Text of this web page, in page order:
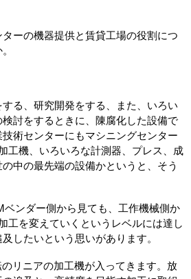
ーの機器提供と賃貸工場の役割につ
る、研究開発をする、また、いろい
討をするときに、陳腐化した設備で
術センターにもマシニングセンター
工機、いろいろな計測器、プレス、成
中の最先端の設備かというと、そう
ベンダー側から見ても、工作機械側か
工を変えていくというレベルには達し
したいという思いがあります。
リニアの加工機が入ってきます。放